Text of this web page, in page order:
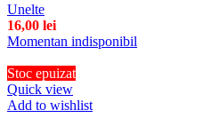
Unelte
16,00 lei
Momentan indisponibil
Stoc epuizat
Quick view
Add to wishlist